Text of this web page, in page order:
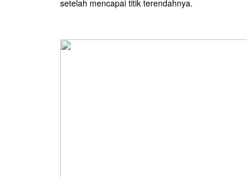
setelah mencapai titik terendahnya.